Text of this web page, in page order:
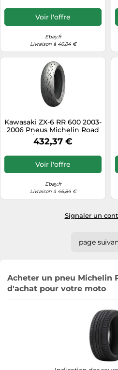
Voir l'offre
Ebay.fr
Livraison à 46,84 €
Kawasaki ZX-6 RR 600 2003-
2006 Pneus Michelin Road
5 180/55-17 | 180/55ZR17
432,37 €
Voir l'offre
Ebay.fr
Livraison à 46,84 €
Signaler un
page
Acheter un pneu Michelin
d'achat pour votre moto